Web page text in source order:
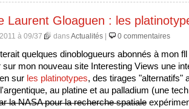
Laurent Gloaguen : les
à 09/37 dansActualités 0 commentaires
quelques dinoblogueurs abonnés à mon
sur mon nouveau site Interesting Views une
sur les platinotypes, des tirages "alternatifs"
au platine et au palladium (une
la NASA pour la recherche spatiale